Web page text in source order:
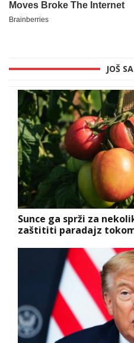
JOŠ
Sunce ga sprži za
zaštititi paradajz